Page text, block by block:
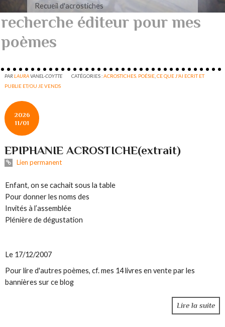
Recueil de poèmes dédiés à mon mari
recherche éditeur pour mes
poèmes
PARLAURAVANEL-COYTTE CATÉGORIES :ACROSTICHES. POÉSIE ,CE QUE J'AI ECRIT ET
PUBLIE ET/OU JE VENDS
2026
11/01
EPIPHANIE ACROSTICHE(extrait)
Lien permanent
Enfant, on se cachait sous la table
Pour donner les noms des
Invités à l’assemblée
Plénière de dégustation
Le 17/12/2007
Pour lire d'autres poèmes, cf. mes 14 livres en vente par les
bannières sur ce blog
Lire la suite